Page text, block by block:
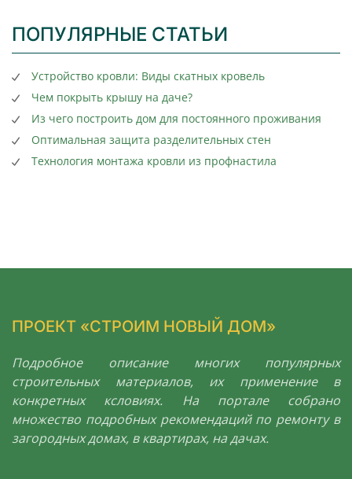
ПОПУЛЯРНЫЕ СТАТЬИ
Устройство кровли: Виды скатных кровель
Чем покрыть крышу на даче?
Из чего построить дом для постоянного проживания
Оптимальная защита разделительных стен
Технология монтажа кровли из профнастила
ПРОЕКТ «СТРОИМ НОВЫЙ ДОМ»
Подробное описание многих популярных
строительных материалов, их применение в
конкретных ксловиях. На портале собрано
множество подробных рекомендаций по ремонту в
загородных домах, в квартирах, на дачах.